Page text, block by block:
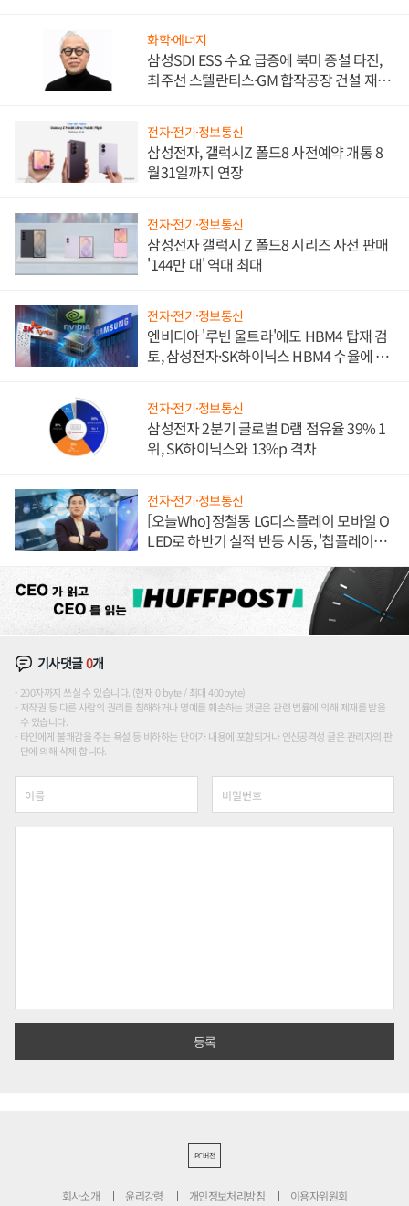
화학·에너지
삼성SDI ESS 수요 급증에 북미 증설 타진,
최주선 스텔란티스·GM 합작공장 건설 재추
전자·전기·정보통신
삼성전자, 갤럭시Z 폴드8 사전예약 개통 8
월31일까지 연장
전자·전기·정보통신
삼성전자 갤럭시 Z 폴드8 시리즈 사전 판매
'144만 대' 역대 최대
전자·전기·정보통신
엔비디아 '루빈 울트라'에도 HBM4 탑재 검
토, 삼성전자·SK하이닉스 HBM4 수율에 주
전자·전기·정보통신
삼성전자 2분기 글로벌 D램 점유율 39% 1
위, SK하이닉스와 13%p 격차
전자·전기·정보통신
[오늘Who] 정철동 LG디스플레이 모바일 O
LED로 하반기 실적 반등 시동, '칩플레이
기사댓글0개
200자까지 쓰실 수 있습니다. (현재 0 byte / 최대 400byte)
저작권 등 다른 사람의 권리를 침해하거나 명예를 훼손하는 댓글은 관련 법률에 의해 제재를 받을
수 있습니다.
타인에게 불쾌감을 주는 욕설 등 비하하는 단어가 내용에 포함되거나 인신공격성 글은 관리자의 판
단에 의해 삭제 합니다.
PC버전
회사소개 윤리강령 개인정보처리방침 이용자위원회